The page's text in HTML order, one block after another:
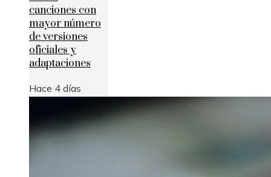
canciones con
mayor número
de versiones
oficiales y
adaptaciones
Hace 4 días